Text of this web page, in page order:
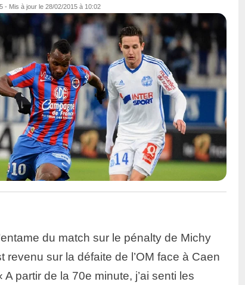
- Mis à jour le 28/02/2015 à 10:02
du match sur le pénalty de Michy
revenu sur la défaite de l’OM face à Caen
partir de la 70e minute, j’ai senti les